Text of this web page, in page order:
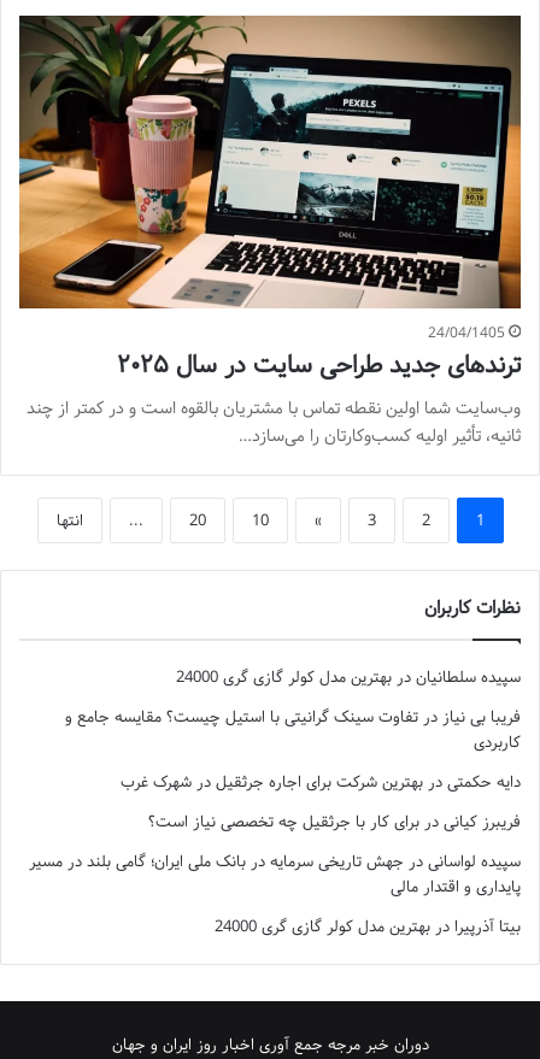
24/04/1405
ترندهای جدید طراحی سایت در سال ۲۰۲۵
وب‌سایت شما اولین نقطه تماس با مشتریان بالقوه است و در کمتر از چند
ثانیه، تأثیر اولیه کسب‌وکارتان را می‌سازد…
1
2
3
»
10
20
... انتها
نظرات کاربران
سپیده سلطانیان در بهترین مدل کولر گازی گری 24000
فریبا بی نیاز در تفاوت سینک گرانیتی با استیل چیست؟ مقایسه جامع و
کاربردی
دایه حکمتی در بهترین شرکت برای اجاره جرثقیل در شهرک غرب
فریبرز کیانی در برای کار با جرثقیل چه تخصصی نیاز است؟
سپیده لواسانی در جهش تاریخی سرمایه در بانک ملی ایران؛ گامی بلند در مسیر
پایداری و اقتدار مالی
بیتا آذرپیرا در بهترین مدل کولر گازی گری 24000
دوران خبر مرجه جمع آوری اخبار روز ایران و جهان